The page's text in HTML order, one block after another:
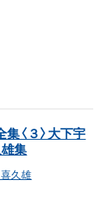
〈３〉大下宇
集
久雄